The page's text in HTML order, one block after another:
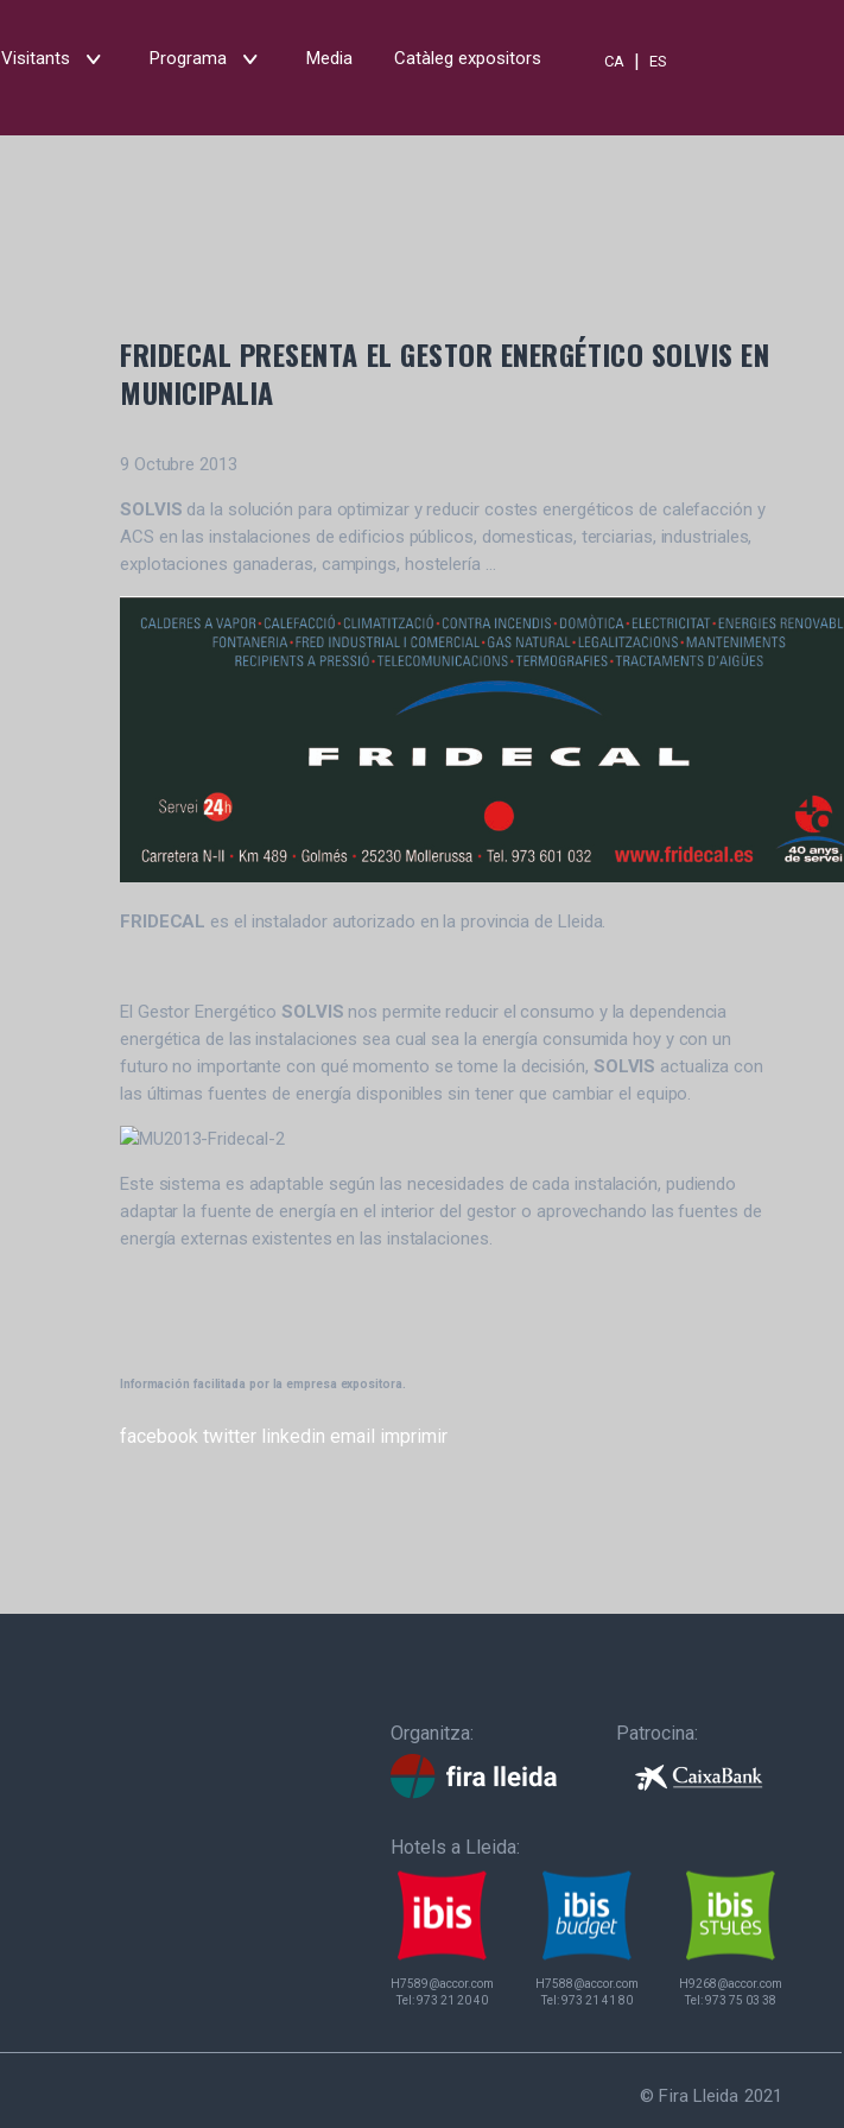
Visitants Programa Media Catàleg expositors CA |ES
FRIDECAL PRESENTA EL GESTOR ENERGÉTICO SOLVIS EN
MUNICIPALIA
9 Octubre 2013
SOLVIS da la solución para optimizar y reducir costes energéticos de calefacción y
ACS en las instalaciones de edificios públicos, domesticas, terciarias, industriales,
explotaciones ganaderas, campings, hostelería …
FRIDECAL es el instalador autorizado en la provincia de Lleida.
El Gestor Energético SOLVIS nos permite reducir el consumo y la dependencia
energética de las instalaciones sea cual sea la energía consumida hoy y con un
futuro no importante con qué momento se tome la decisión, SOLVIS actualiza con
las últimas fuentes de energía disponibles sin tener que cambiar el equipo.
Este sistema es adaptable según las necesidades de cada instalación, pudiendo
adaptar la fuente de energía en el interior del gestor o aprovechando las fuentes de
energía externas existentes en las instalaciones.
Información facilitada por la empresa expositora.
facebook twitter linkedin email imprimir
Organitza: Patrocina:
Hotels a Lleida:
H7589@accor.com
Tel:973 21 20 40
H7588@accor.com
Tel:973 21 41 80
H9268@accor.com
Tel:973 75 03 38
© Fira Lleida 2021